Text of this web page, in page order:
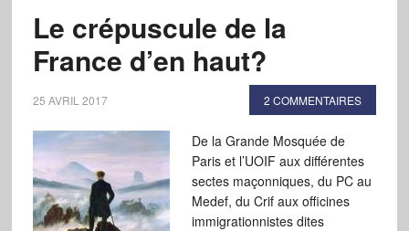
Le crépuscule de la
France d’en haut?
25 AVRIL 2017 2 COMMENTAIRES
De la Grande Mosquée de
Paris et l’UOIF aux différentes
sectes maçonniques, du PC au
Medef, du Crif aux officines
immigrationnistes dites